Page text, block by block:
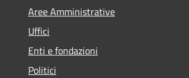
Aree Amministrative
Uffici
Enti e fondazioni
Politici